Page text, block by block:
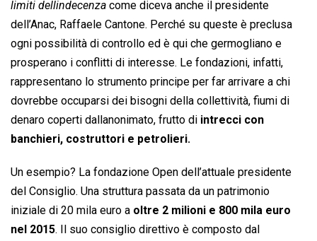
limiti dellindecenza  come diceva anche il presidente
dell’Anac, Raffaele Cantone. Perché su queste è preclusa
ogni possibilità di controllo ed è qui che germogliano e
prosperano i conflitti di interesse. Le fondazioni, infatti,
rappresentano lo strumento principe per far arrivare a chi
dovrebbe occuparsi dei bisogni della collettività, fiumi di
denaro coperti dallanonimato, frutto di intrecci con
banchieri, costruttori e petrolieri.
Un esempio? La fondazione Open dell’attuale presidente
del Consiglio. Una struttura passata da un patrimonio
iniziale di 20 mila euro a oltre 2 milioni e 800 mila euro
nel 2015. Il suo consiglio direttivo è composto dal